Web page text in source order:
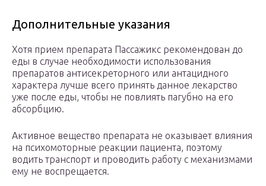
Дополнительные указания
Хотя прием препарата Пассажикс рекомендован до
еды в случае необходимости использования
препаратов антисекреторного или антацидного
характера лучше всего принять данное лекарство
уже после еды, чтобы не повлиять пагубно на его
абсорбцию.
Активное вещество препарата не оказывает влияния
на психомоторные реакции пациента, поэтому
водить транспорт и проводить работу с механизмами
ему не воспрещается.